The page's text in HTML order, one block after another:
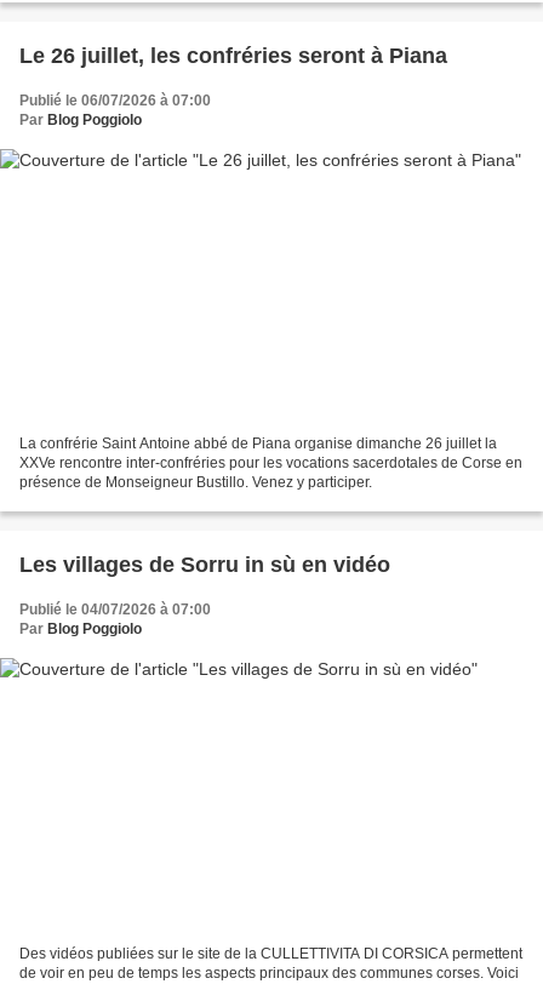
Le 26 juillet, les confréries seront à Piana
Publié le 06/07/2026 à 07:00
Par Blog Poggiolo
La confrérie Saint Antoine abbé de Piana organise dimanche 26 juillet la
XXVe rencontre inter-confréries pour les vocations sacerdotales de Corse en
présence de Monseigneur Bustillo. Venez y participer.
Les villages de Sorru in sù en vidéo
Publié le 04/07/2026 à 07:00
Par Blog Poggiolo
Des vidéos publiées sur le site de la CULLETTIVITA DI CORSICA permettent
de voir en peu de temps les aspects principaux des communes corses. Voici